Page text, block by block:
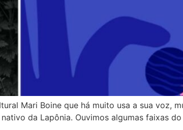
Mari Boine que há muito usa a sua voz,
da Lapônia. Ouvimos algumas faixas do